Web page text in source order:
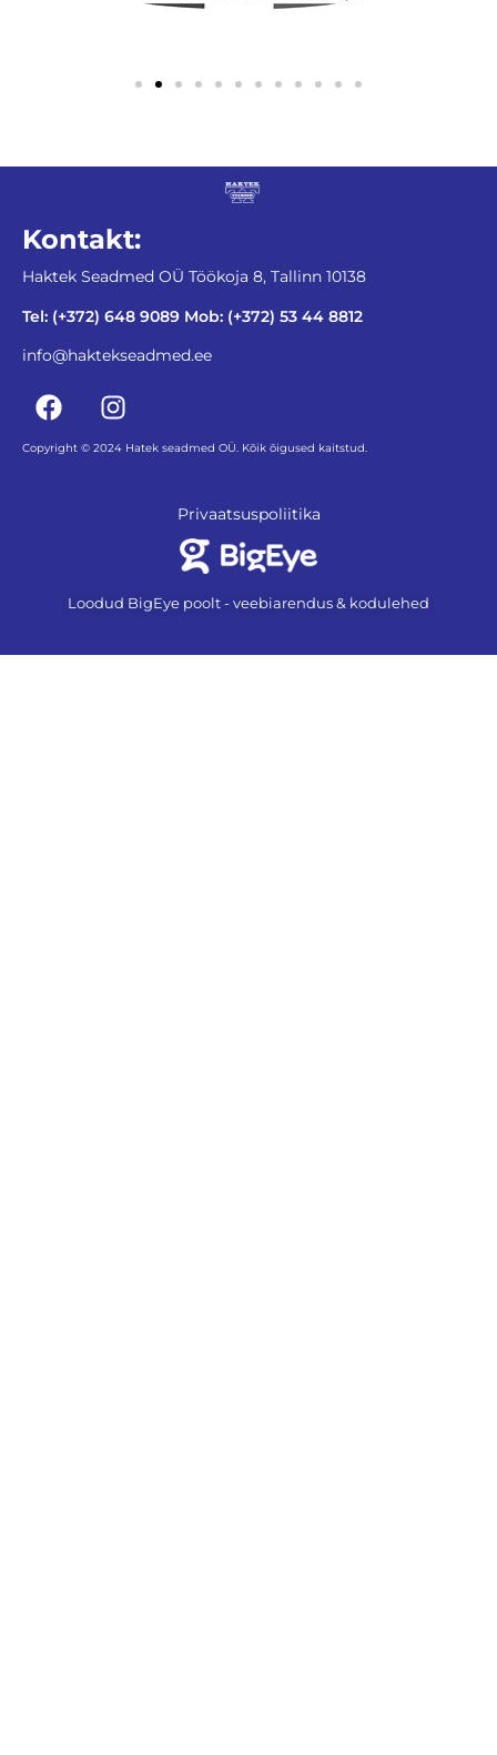
Kontakt:
Haktek Seadmed OÜ Töökoja 8, Tallinn 10138
Tel: (+372) 648 9089 Mob: (+372) 53 44 8812
info@haktekseadmed.ee
Copyright © 2024 Hatek seadmed OÜ. Kõik õigused kaitstud.
Privaatsuspoliitika
Loodud BigEye poolt - veebiarendus & kodulehed